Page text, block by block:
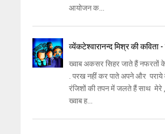
आयोजन क...
व्येंकटेश्वारानन्द मिश्र की कविता -
ख्वाब अकसर सिहर जाते हैं नफरतों
. परख नहीं कर पाते अपने और पराये
रंजिशों की तपन में जलते हैं साथ मेरे
ख्वाब ह...